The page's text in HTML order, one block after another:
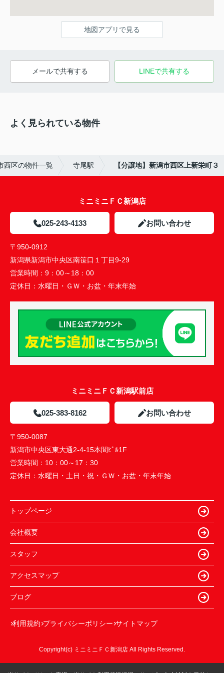
地図アプリで見る
メールで共有する LINEで共有する
よく見られている物件
西区の物件一覧 寺尾駅 【分譲地】新潟市西区上新栄町３
ミニミニＦＣ新潟店
025-243-4133 お問い合わせ
〒950-0912
新潟県新潟市中央区南笹口１丁目9-29
営業時間： 9：00～18：00
定休日： 水曜日・ＧＷ・お盆・年末年始
ミニミニＦＣ新潟駅前店
025-383-8162 お問い合わせ
〒950-0087
新潟市中央区東大通2-4-15本間ﾋﾞﾙ1F
営業時間： 10：00～17：30
定休日： 水曜日・土日・祝・ＧＷ・お盆・年末年始
トップページ
会社概要
スタッフ
アクセスマップ
ブログ
利用規約 プライバシーポリシー サイトマップ
Copyright(c) ミニミニＦＣ新潟店 All Rights Reserved.